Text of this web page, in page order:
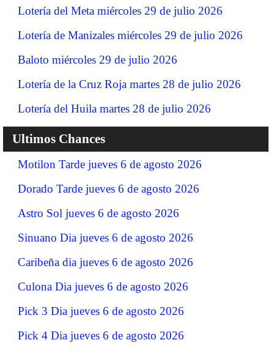
Lotería del Meta miércoles 29 de julio 2026
Lotería de Manizales miércoles 29 de julio 2026
Baloto miércoles 29 de julio 2026
Lotería de la Cruz Roja martes 28 de julio 2026
Lotería del Huila martes 28 de julio 2026
Ultimos Chances
Motilon Tarde jueves 6 de agosto 2026
Dorado Tarde jueves 6 de agosto 2026
Astro Sol jueves 6 de agosto 2026
Sinuano Dia jueves 6 de agosto 2026
Caribeña dia jueves 6 de agosto 2026
Culona Dia jueves 6 de agosto 2026
Pick 3 Dia jueves 6 de agosto 2026
Pick 4 Dia jueves 6 de agosto 2026